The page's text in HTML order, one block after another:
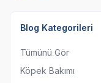
Blog Kategorileri
Tümünü Gör
Köpek Bakımı